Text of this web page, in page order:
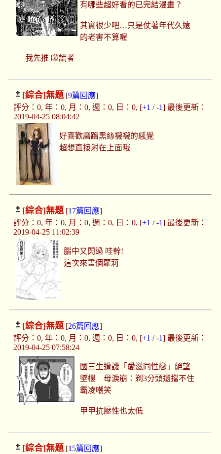
有哪些超好看的已完結漫畫？
其實很少吧…只是仗著年代久遠
的老害不算喔
我先推 噬謊者
[綜合]無題[9篇回應]
評分：0, 年：0, 月：0, 週：0, 日：0, [+1 /-1] 最後更新：
2019-04-25 08:04:42
好喜歡磨蹭黑絲襪襪的感覺
超想直接射在上面哦
[綜合]無題[17篇回應]
評分：0, 年：0, 月：0, 週：0, 日：0, [+1 /-1] 最後更新：
2019-04-25 11:02:39
腦中又閃過 哇幹!
這次來畫個蘿莉
[綜合]無題[26篇回應]
評分：0, 年：0, 月：0, 週：0, 日：0, [+1 /-1] 最後更新：
2019-04-25 07:58:24
國三生遭譏「愛滋同性戀」絕望
墜樓 母淚崩：剃3分頭還擋不住
霸凌嘲笑
甲甲抗壓性也太低
[綜合]無題[15篇回應]